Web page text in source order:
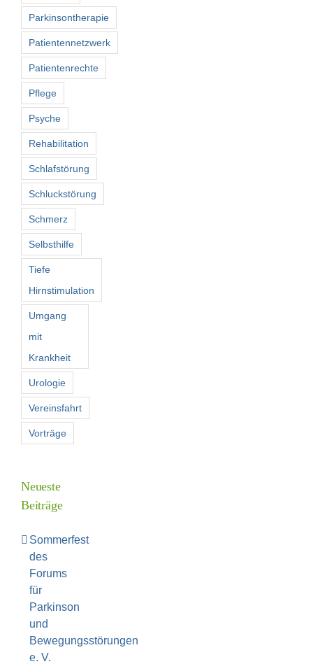
Parkinsontherapie
Patientennetzwerk
Patientenrechte
Pflege
Psyche
Rehabilitation
Schlafstörung
Schluckstörung
Schmerz
Selbsthilfe
Tiefe
Hirnstimulation
Umgang
mit
Krankheit
Urologie
Vereinsfahrt
Vorträge
Neueste
Beiträge
Sommerfest
des
Forums
für
Parkinson
und
Bewegungsstörungen
e. V.